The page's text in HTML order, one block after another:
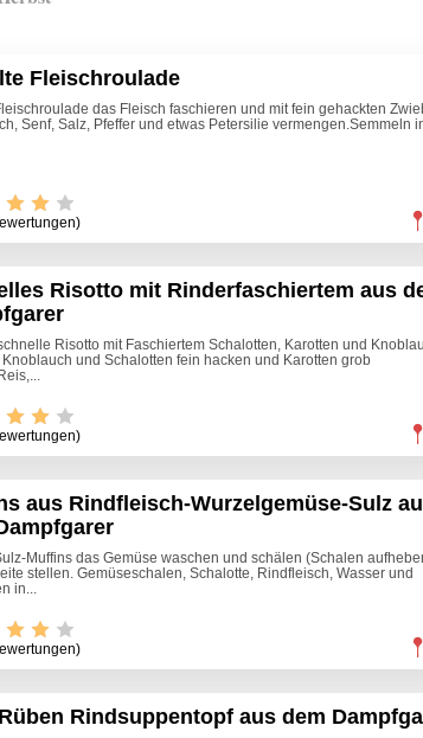
Fleischroulade
das Fleisch faschieren und mit fein gehackten
Senf, Salz, Pfeffer und etwas Petersilie vermengen.Semmeln
Risotto mit Rinderfaschiertem aus
Risotto mit Faschiertem Schalotten, Karotten und
und Schalotten fein hacken und Karotten grob
aus Rindfleisch-Wurzelgemüse-Sulz
Muffins das Gemüse waschen und schälen (Schalen
stellen. Gemüseschalen, Schalotte, Rindfleisch, Wasser und
in...
Rindsuppentopf aus dem